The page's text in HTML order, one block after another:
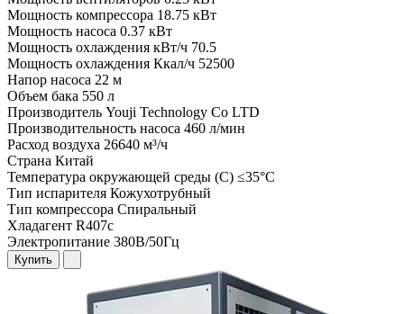
Мощность компрессора 18.75 кВт
Мощность насоса 0.37 кВт
Мощность охлаждения кВт/ч 70.5
Мощность охлаждения Ккал/ч 52500
Напор насоса 22 м
Объем бака 550 л
Производитель Youji Technology Co LTD
Производительность насоса 460 л/мин
Расход воздуха 26640 м³/ч
Страна Китай
Температура окружающей среды (С) ≤35°C
Тип испарителя Кожухотрубный
Тип компрессора Спиральный
Хладагент R407c
Электропитание 380В/50Гц
Купить